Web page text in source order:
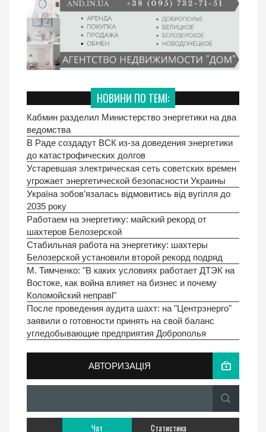
НОВИНИ ПО ТЕМІ:
Кабмин разделил Министерство энергетики на два
ведомства
В Раде создадут ВСК из-за доведения энергетики
до катастрофических долгов
Устаревшая электрическая сеть советских времен
угрожает энергетической безопасности Украины
Україна зобов’язалась відмовитись від вугілля до
2035 року
Работаем на энергетику: майский рекорд от
шахтеров Белозерской
Стабильная работа на энергетику: шахтеры
Белозерской установили второй рекорд подряд
М. Тимченко: "В каких условиях работает ДТЭК на
Востоке, как война влияет на бизнес и почему
Коломойский неправl"
После проведения аудита шахт: на "Центрэнерго"
заявили о готовности принять на свой баланс
угледобывающие предприятия Доброполья
АВТОРИЗАЦІЯ
Чат
Статистика